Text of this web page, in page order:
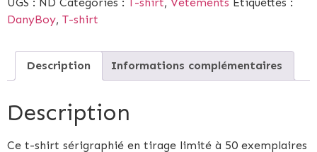
UGS : ND Catégories : T-shirt, Vêtements Étiquettes :
DanyBoy, T-shirt
Description Informations complémentaires
Description
Ce t-shirt sérigraphié en tirage limité à 50 exemplaires